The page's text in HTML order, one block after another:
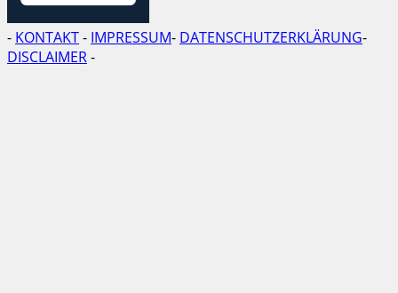
- KONTAKT- IMPRESSUM- DATENSCHUTZERKLÄRUNG-
DISCLAIMER-